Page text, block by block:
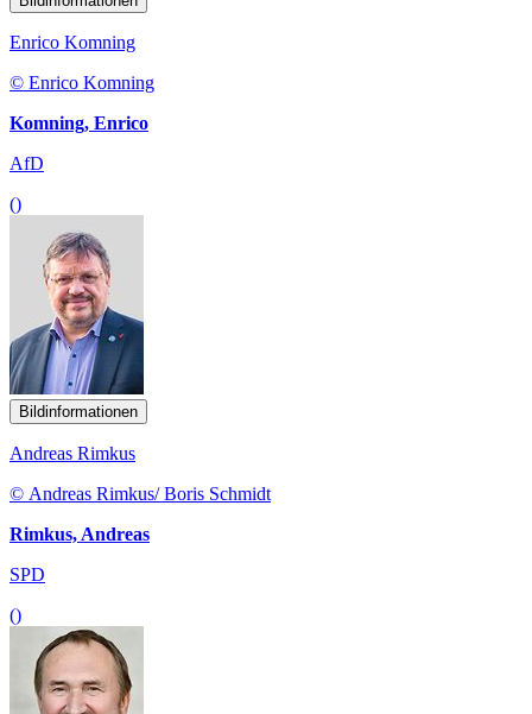
Enrico Komning
© Enrico Komning
Komning, Enrico
AfD
()
Bildinformationen
Andreas Rimkus
© Andreas Rimkus/ Boris Schmidt
Rimkus, Andreas
SPD
()